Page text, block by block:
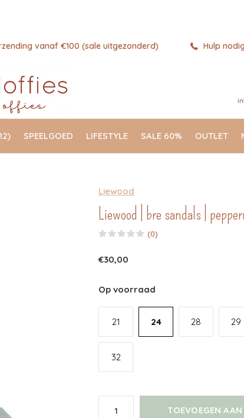
SPEELGOED LIFESTYLE SALE 60% OUTLET
vanaf €100 (sale uitgezonderd) Hulp
Liewood
Liewood | bre sandals |
(0)
€30,00
Op voorraad
21 24 28 29
32
TOEVOEGEN